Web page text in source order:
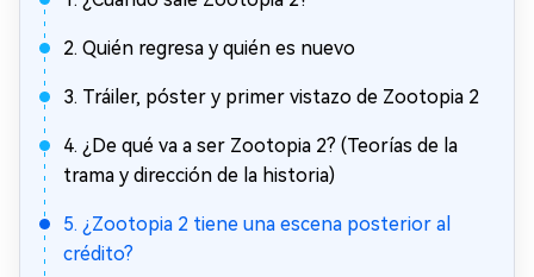
2. Quién regresa y quién es nuevo
3. Tráiler, póster y primer vistazo de Zootopia 2
4. ¿De qué va a ser Zootopia 2? (Teorías de la
trama y dirección de la historia)
5. ¿Zootopia 2 tiene una escena posterior al
crédito?